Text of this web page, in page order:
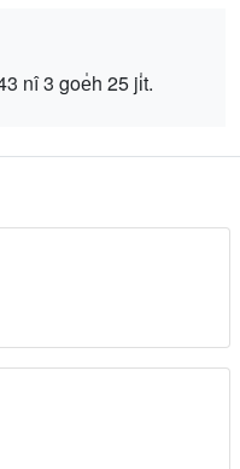
nî 3 goe̍h 25 ji̍t.